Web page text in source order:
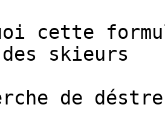
cette
skieurs
de